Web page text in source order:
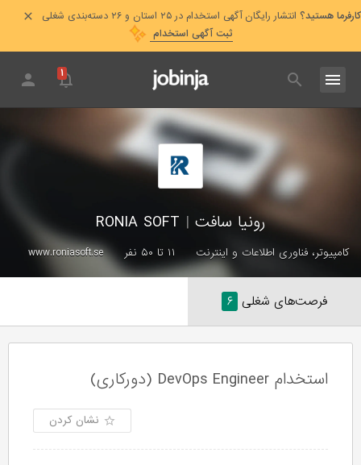
کارفرما هستید؟ انتشار رایگان آگهی استخدام در ۲۵ استان و ۲۶ دسته‌بندی شغلی
ثبت آگهی استخدام
۱
رونیا سافت |
کامپیوتر، فناوری اطلاعات و اینترنت ۱۱ تا ۵۰ نفر www.roniasoft.se
فرصت‌های شغلی ۶
استخدام DevOps Engineer (دورکاری)
نشان کردن